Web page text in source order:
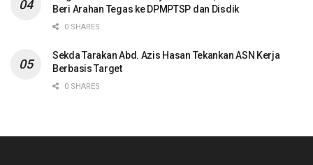
Beri Arahan Tegas ke DPMPTSP dan Disdik
0 SHARES
Sekda Tarakan Abd. Azis Hasan Tekankan ASN Kerja
Berbasis Target
0 SHARES